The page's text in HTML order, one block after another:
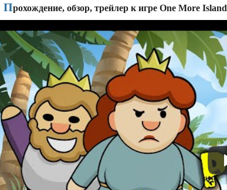
Прохождение, обзор, трейлер к игре One More Island